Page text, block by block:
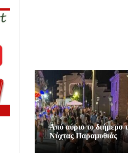
Από αύριο το διήμερο
Νύχτας Παραμυθιάς